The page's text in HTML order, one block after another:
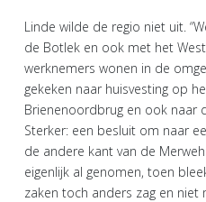
Linde wilde de regio niet uit.
de Botlek en ook met het
werknemers wonen in de
gekeken naar huisvesting op
Brienenoordbrug en ook naar
Sterker: een besluit om naar
de andere kant van de
eigenlijk al genomen, toen
zaken toch anders zag en niet